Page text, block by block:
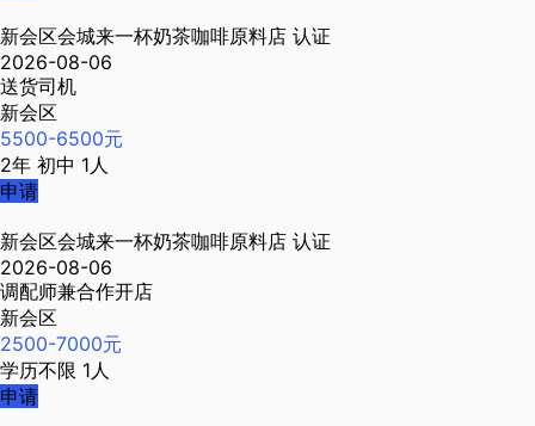
新会区会城来一杯奶茶咖啡原料店 认证
2026-08-06
送货司机
新会区
5500-6500元
2年 初中 1人
申请
新会区会城来一杯奶茶咖啡原料店 认证
2026-08-06
调配师兼合作开店
新会区
2500-7000元
学历不限 1人
申请